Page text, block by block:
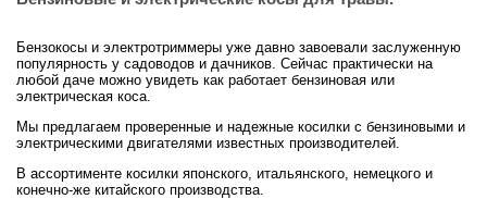
Бензокосы и электротриммеры уже давно завоевали заслуженную
популярность у садоводов и дачников. Сейчас практически на
любой даче можно увидеть как работает бензиновая или
электрическая коса.
Мы предлагаем проверенные и надежные косилки с бензиновыми и
электрическими двигателями известных производителей.
В ассортименте косилки японского, итальянского, немецкого и
конечно-же китайского производства.